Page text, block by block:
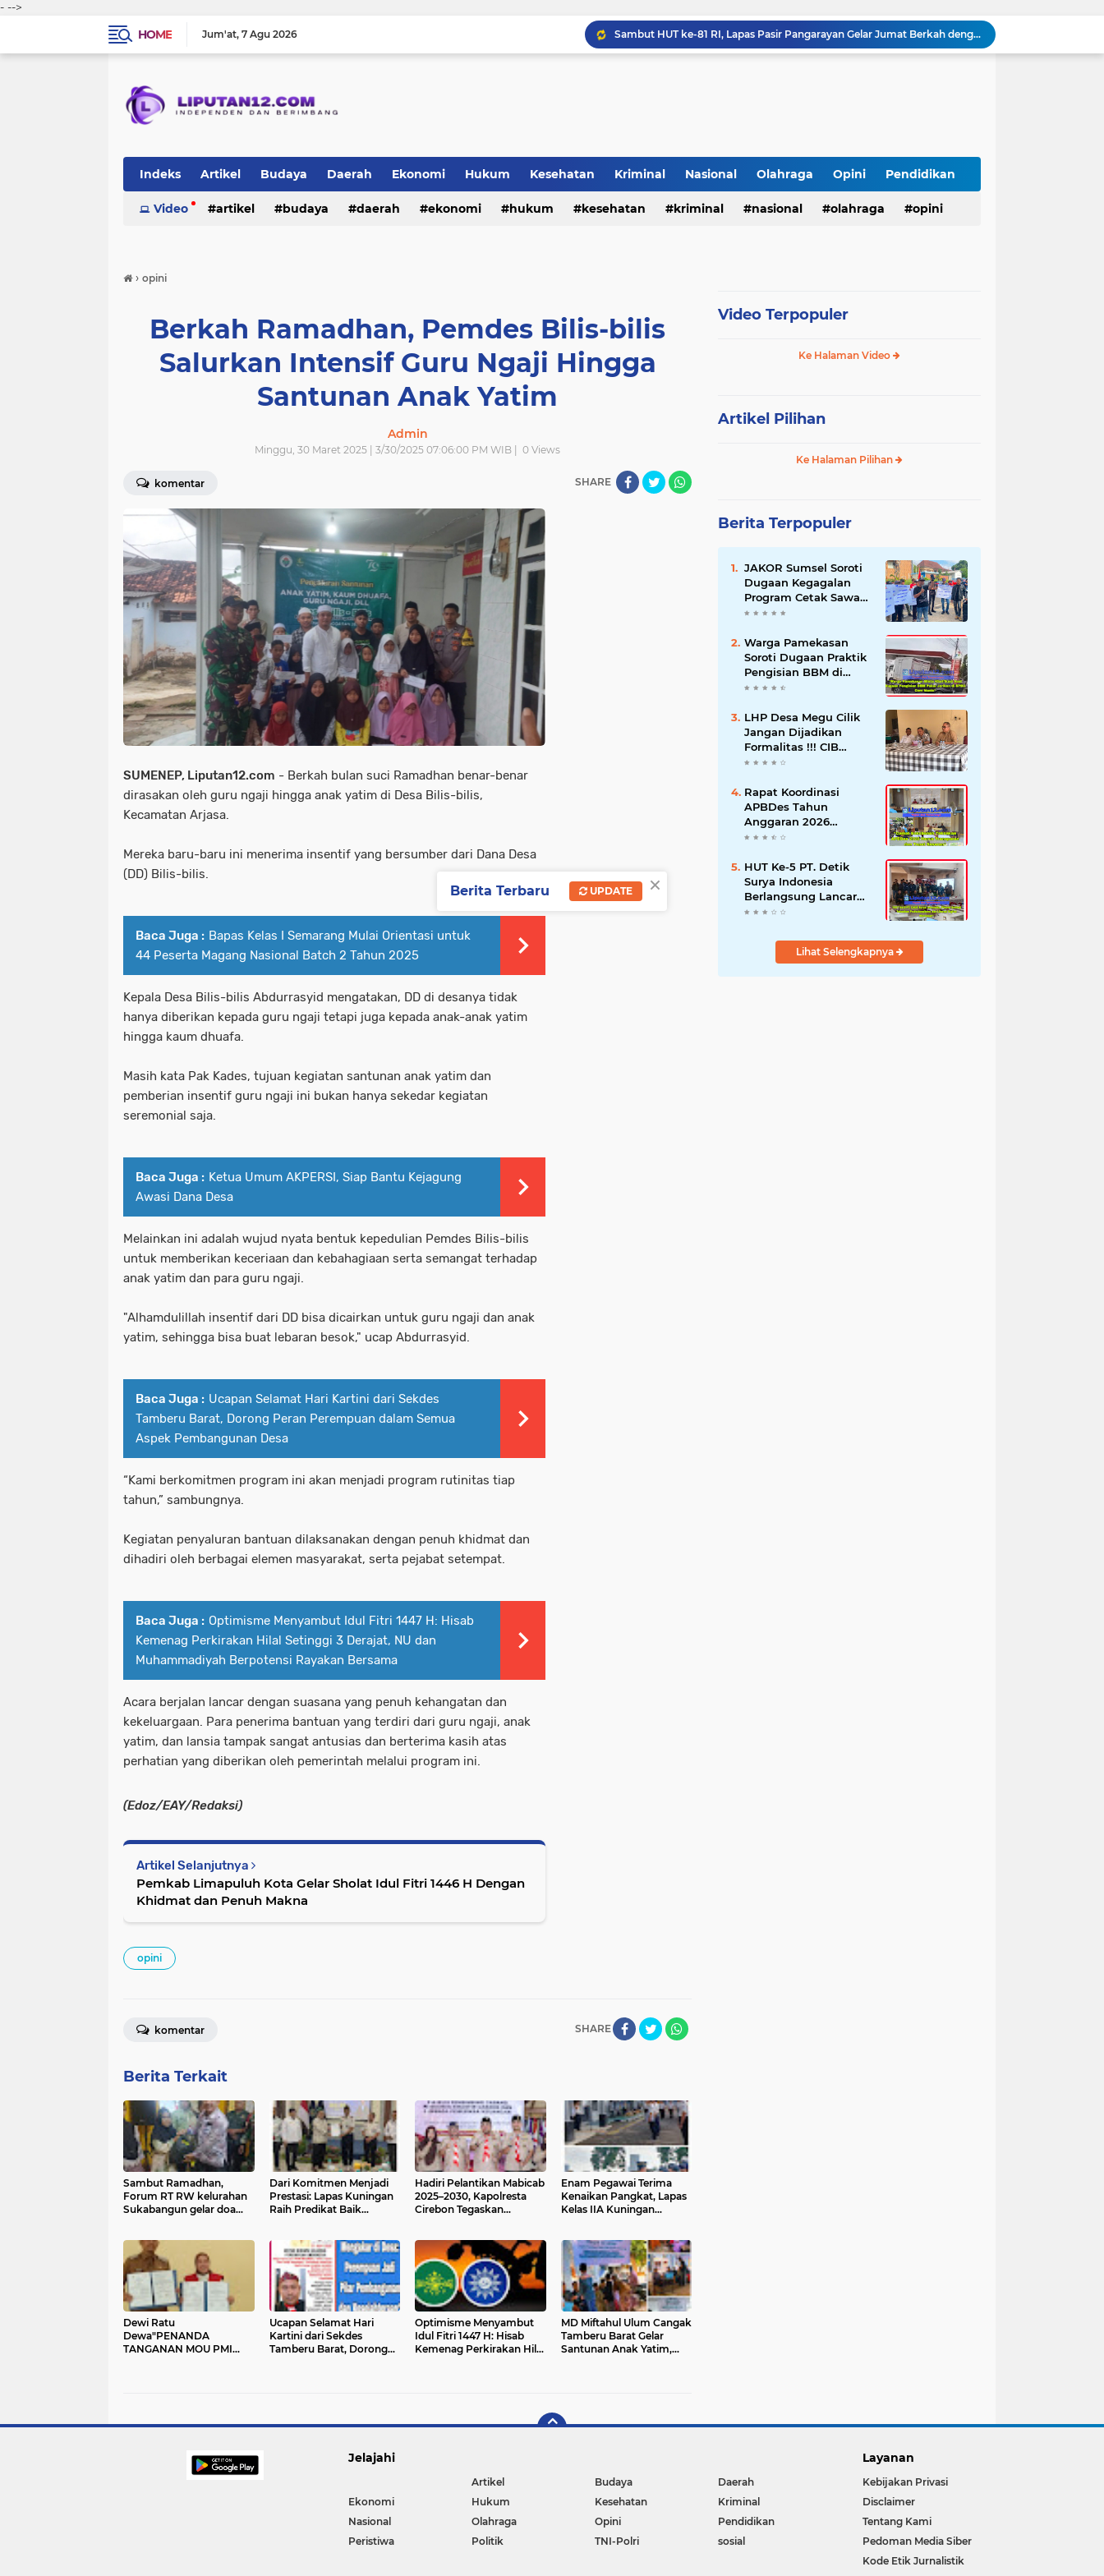
- -->
HOME
Jum'at 7 Agu 2026
Sambut HUT ke-81 RI, Lapas Pasir Pangarayan Gelar Jumat Berkah dengan Berbagi Sembako kepada Warga Kurang Mampu
APBD Gelontorkan Rp. 23 Miliar untuk DPRD Sampang, Gedung Wakil Rakyat Malah Lengang Saat Jam Kerja
Ringkus Satu Orang Tersangka, Satresnarkoba Polres Payakumbuh Amankan Satu Paket Sabu
Indeks Artikel Budaya Daerah Ekonomi Hukum Kesehatan Kriminal Nasional Olahraga Opini Pendidikan
Peristiwa Politik TNI-Polri sosial
Video artikel budaya daerah ekonomi hukum kesehatan kriminal nasional olahraga opini
› opini
Berkah Ramadhan, Pemdes Bilis-bilis
Salurkan Intensif Guru Ngaji Hingga
Santunan Anak Yatim
Admin
Minggu, 30 Maret 2025 | 3/30/2025 07:06:00 PM WIB | 0 Views
komentar SHARE
SUMENEP, Liputan12.com - Berkah bulan suci Ramadhan benar-benar
dirasakan oleh guru ngaji hingga anak yatim di Desa Bilis-bilis,
Kecamatan Arjasa.
Mereka baru-baru ini menerima insentif yang bersumber dari Dana Desa
(DD) Bilis-bilis.
Baca Juga : Bapas Kelas I Semarang Mulai Orientasi untuk
44 Peserta Magang Nasional Batch 2 Tahun 2025
Kepala Desa Bilis-bilis Abdurrasyid mengatakan, DD di desanya tidak
hanya diberikan kepada guru ngaji tetapi juga kepada anak-anak yatim
hingga kaum dhuafa.
Masih kata Pak Kades, tujuan kegiatan santunan anak yatim dan
pemberian insentif guru ngaji ini bukan hanya sekedar kegiatan
seremonial saja.
Baca Juga : Ketua Umum AKPERSI, Siap Bantu Kejagung
Awasi Dana Desa
Melainkan ini adalah wujud nyata bentuk kepedulian Pemdes Bilis-bilis
untuk memberikan keceriaan dan kebahagiaan serta semangat terhadap
anak yatim dan para guru ngaji.
"Alhamdulillah insentif dari DD bisa dicairkan untuk guru ngaji dan anak
yatim, sehingga bisa buat lebaran besok," ucap Abdurrasyid.
Baca Juga : Ucapan Selamat Hari Kartini dari Sekdes
Tamberu Barat, Dorong Peran Perempuan dalam Semua
Aspek Pembangunan Desa
“Kami berkomitmen program ini akan menjadi program rutinitas tiap
tahun,” sambungnya.
Kegiatan penyaluran bantuan dilaksanakan dengan penuh khidmat dan
dihadiri oleh berbagai elemen masyarakat, serta pejabat setempat.
Baca Juga : Optimisme Menyambut Idul Fitri 1447 H: Hisab
Kemenag Perkirakan Hilal Setinggi 3 Derajat, NU dan
Muhammadiyah Berpotensi Rayakan Bersama
Acara berjalan lancar dengan suasana yang penuh kehangatan dan
kekeluargaan. Para penerima bantuan yang terdiri dari guru ngaji, anak
yatim, dan lansia tampak sangat antusias dan berterima kasih atas
perhatian yang diberikan oleh pemerintah melalui program ini.
(Edoz/EAY/Redaksi)
Artikel Selanjutnya
Pemkab Limapuluh Kota Gelar Sholat Idul Fitri 1446 H Dengan
Khidmat dan Penuh Makna
opini
SHARE
komentar
Berita Terkait
Sambut Ramadhan,
Forum RT RW kelurahan
Sukabangun gelar doa
Dari Komitmen Menjadi
Prestasi: Lapas Kuningan
Raih Predikat Baik
Hadiri Pelantikan Mabicab
2025–2030, Kapolresta
Cirebon Tegaskan
Hukum
Enam Pegawai Terima
Kenaikan Pangkat, Lapas
Kelas IIA Kuningan
Dewi Ratu
Dewa"PENANDA
TANGANAN MOU PMI
Ucapan Selamat Hari
Kartini dari Sekdes
Tamberu Barat, Dorong
Optimisme Menyambut
Idul Fitri 1447 H: Hisab
Kemenag Perkirakan Hilal
MD Miftahul Ulum Cangak
Tamberu Barat Gelar
Santunan Anak Yatim,
Video Terpopuler
Ke Halaman Video
Artikel Pilihan
Ke Halaman Pilihan
Berita Terpopuler
JAKOR Sumsel Soroti
Dugaan Kegagalan
Program Cetak Sawah
Rp105 Miliar di Ogan
Pertanian Mundur
Warga Pamekasan
Soroti Dugaan Praktik
Pengisian BBM di
SPBU Cem Manis,
Pengawasan
LHP Desa Megu Cilik
Jangan Dijadikan
Formalitas !!! CIB
Desak Inspektorat
dan Hentikan Dugaan
Permainan Oknum
Rapat Koordinasi
APBDes Tahun
Anggaran 2026
Semester II,
Sokobanah Libatkan 12
Desa
HUT Ke-5 PT. Detik
Surya Indonesia
Berlangsung Lancar
dan Profesional,
Wartawan
Lihat Selengkapnya
Jelajahi
Artikel Budaya
Daerah
Ekonomi
Hukum Kesehatan
Kriminal
Nasional
Olahraga Opini
Pendidikan
Peristiwa
Politik TNI-Polri sosial
Layanan
Kebijakan Privasi
Disclaimer
Tentang Kami
Pedoman Media Siber
Kode Etik Jurnalistik
×
Berita Terbaru UPDATE